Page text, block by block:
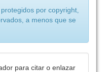
por copyright,
a menos que se
para citar o enlazar